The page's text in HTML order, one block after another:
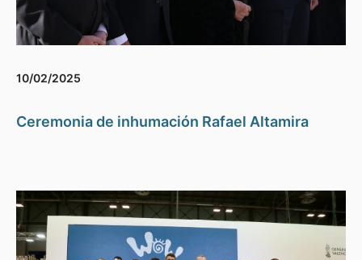
10/02/2025
Ceremonia de inhumación Rafael Altamira